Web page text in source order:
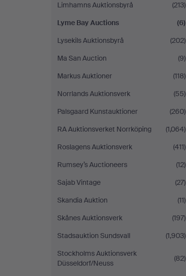
Limhamns Auktionsbyrå
(213)
Lyme Bay Auctions
(6)
Lysekils Auktionsbyrå
(202)
Ma San Auction
(9)
Markus Auktioner
(118)
Norrlands Auktionsverk
(55)
Palsgaard Kunstauktioner
(260)
RA Auktionsverket Norrköping
(1,064)
Roslagens Auktionsverk
(411)
Rumsey’s Auctioneers
(12)
Sajab Vintage
(27)
Skandia Auktion
(11)
Skånes Auktionsverk
(197)
Stadsauktion Sundsvall
(1,903)
Stockholms Auktionsverk
Düsseldorf/Neuss
(82)